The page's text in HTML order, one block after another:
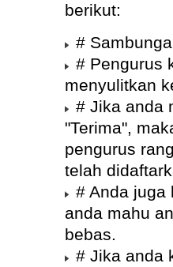
berikut:
#
# Pengurus
menyulitkan
# Jika anda
"Terima",
pengurus
telah
# Anda juga
anda mahu
bebas.
# Jika anda